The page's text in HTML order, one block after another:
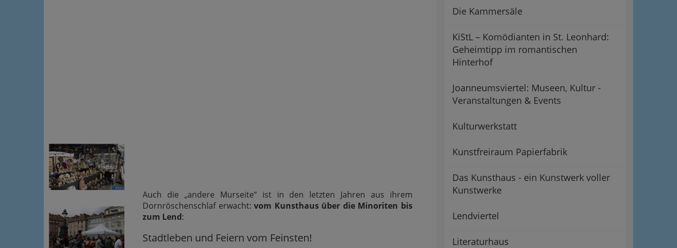
Auch die „andere Murseite“ ist in den letzten Jahren aus ihrem
Dornröschenschlaf erwacht:vom Kunsthaus über die Minoriten bis
zum Lend:
Stadtleben und Feiern vom Feinsten!
Die Kammersäle
KiStL – Komödianten in St. Leonhard:
Geheimtipp im romantischen
Hinterhof
Joanneumsviertel: Museen, Kultur -
Veranstaltungen & Events
Kulturwerkstatt
Kunstfreiraum Papierfabrik
Das Kunsthaus - ein Kunstwerk voller
Kunstwerke
Lendviertel
Literaturhaus